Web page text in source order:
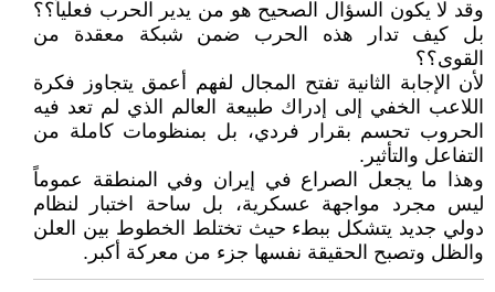
وقد لا يكون السؤال الصحيح هو من يدير الحرب فعلياً؟؟
بل كيف تدار هذه الحرب ضمن شبكة معقدة من
القوى؟؟
لأن الإجابة الثانية تفتح المجال لفهم أعمق يتجاوز فكرة
اللاعب الخفي إلى إدراك طبيعة العالم الذي لم تعد فيه
الحروب تحسم بقرار فردي، بل بمنظومات كاملة من
التفاعل والتأثير.
وهذا ما يجعل الصراع في إيران وفي المنطقة عموماً
ليس مجرد مواجهة عسكرية، بل ساحة اختبار لنظام
دولي جديد يتشكل ببطء حيث تختلط الخطوط بين العلن
والظل وتصبح الحقيقة نفسها جزء من معركة أكبر.